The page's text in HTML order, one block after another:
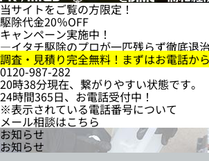
当サイトをご覧の方限定！
駆除代金20％OFF
キャンペーン実施中！
―イタチ駆除のプロが一匹残らず徹底退
調査・見積り完全無料！まずはお電話から
0120-987-282
20時38分現在、繋がりやすい状態です。
24時間365日、お電話受付中！
※表示されている電話番号について
メール相談はこちら
お知らせ
お知らせ